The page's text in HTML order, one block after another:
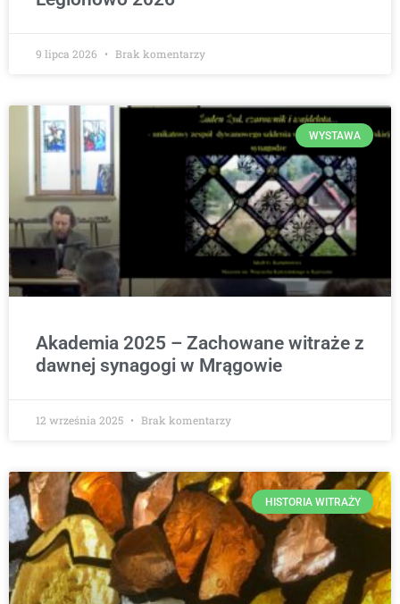
9 lipca 2026 Brak komentarzy
WYSTAWA
Akademia 2025 – Zachowane witraże z
dawnej synagogi w Mrągowie
12 września 2025 Brak komentarzy
HISTORIA WITRAŻY